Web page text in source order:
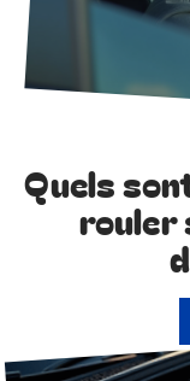
Quels
rouler